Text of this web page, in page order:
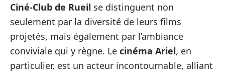
Ciné-Club de Rueil se distinguent non
seulement par la diversité de leurs films
projetés, mais également par l’ambiance
conviviale qui y règne. Le cinéma Ariel, en
particulier, est un acteur incontournable, alliant